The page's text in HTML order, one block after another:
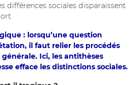
différences sociales disparaissent
: lorsqu’une question
il faut relier les procédés
Ici, les antithèses
efface les distinctions sociales.